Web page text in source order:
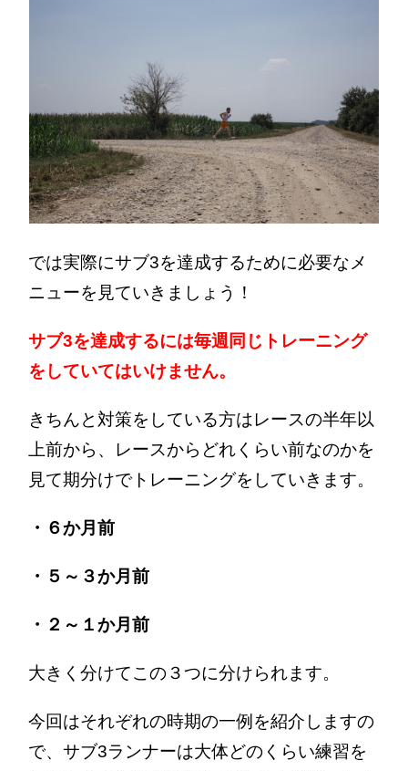
では実際にサブ3を達成するために必要なメ
ニューを見ていきましょう！
サブ3を達成するには毎週同じトレーニング
をしていてはいけません。
きちんと対策をしている方はレースの半年以
上前から、レースからどれくらい前なのかを
見て期分けでトレーニングをしていきます。
・６か月前
・５～３か月前
・２～１か月前
大きく分けてこの３つに分けられます。
今回はそれぞれの時期の一例を紹介しますの
で、サブ3ランナーは大体どのくらい練習を